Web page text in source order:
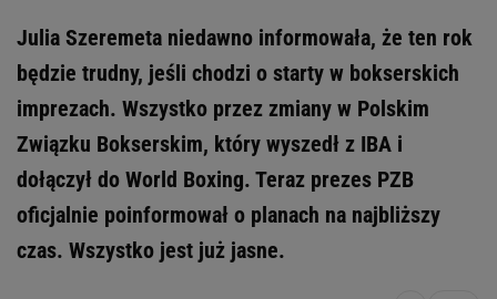
Julia Szeremeta niedawno informowała, że ten rok
będzie trudny, jeśli chodzi o starty w bokserskich
imprezach. Wszystko przez zmiany w Polskim
Związku Bokserskim, który wyszedł z IBA i
dołączył do World Boxing. Teraz prezes PZB
oficjalnie poinformował o planach na najbliższy
czas. Wszystko jest już jasne.